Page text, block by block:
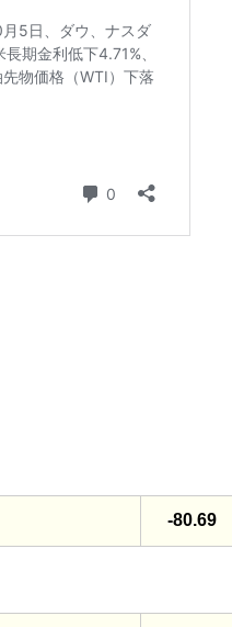
-80.69